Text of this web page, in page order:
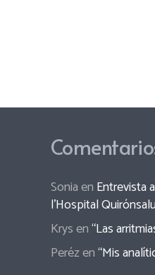
Soniaen Entrevista
l’Hospital
Krysen“Las
Perézen“Mis